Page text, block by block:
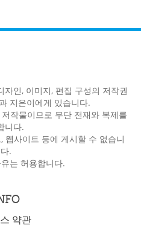
인, 이미지, 편집 구성의 저작권
지은이에게 있습니다.
작물이므로 무단 전재와 복제를
니다.
웹사이트 등에 게시할 수 없습니
다.
는 허용합니다.
약관